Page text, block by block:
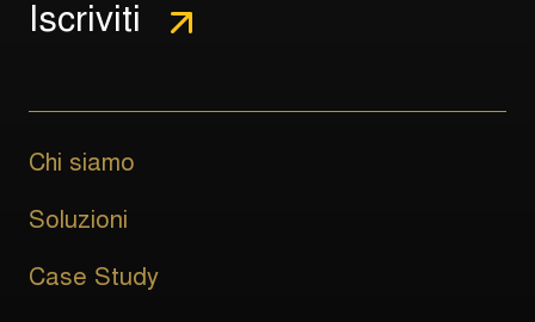
Chi siamo
Soluzioni
Case Study